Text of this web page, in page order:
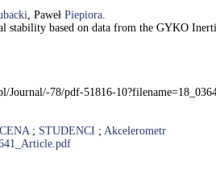
, Paweł Piepiora.
based on data from the GYKO
Journal/-78/pdf-51816-
; STUDENCI ; Akcelerometr